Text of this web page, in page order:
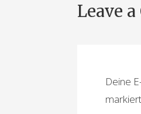
i
Leave
Deine
markiert